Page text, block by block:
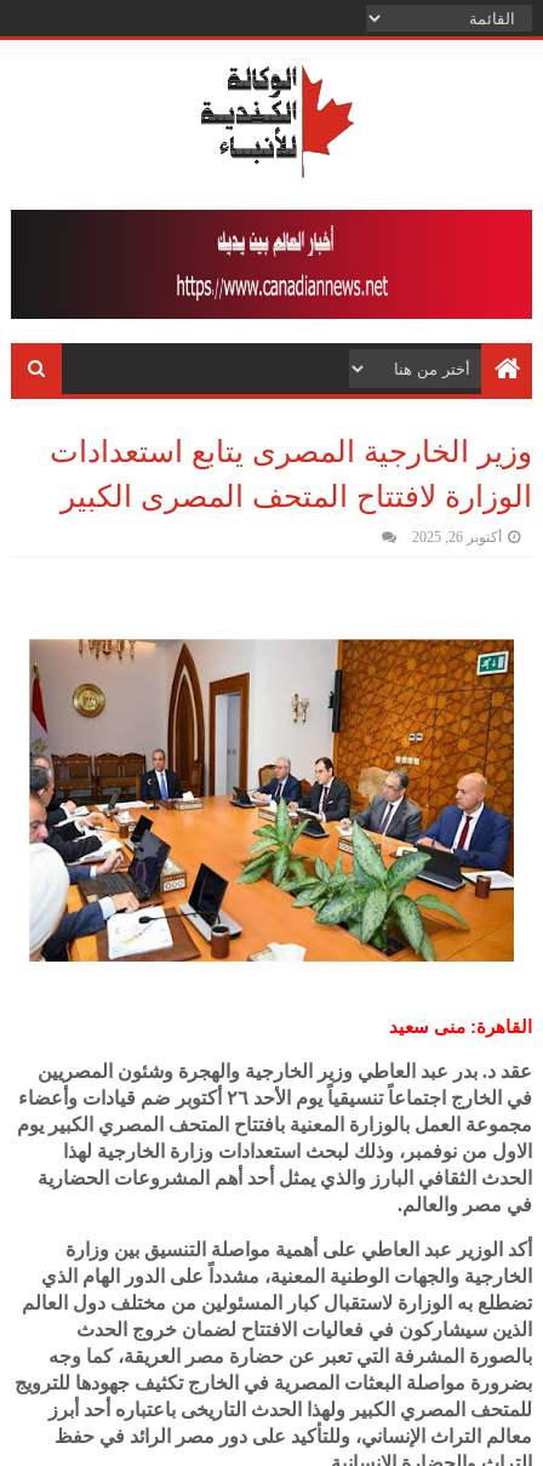
وزير الخارجية المصرى يتابع استعدادات
الوزارة لافتتاح المتحف المصرى الكبير
أكتوبر 26, 2025
القاهرة: منى سعيد
عقد د. بدر عبد العاطي وزير الخارجية والهجرة وشئون المصريين
في الخارج اجتماعاً تنسيقياً يوم الأحد ٢٦ أكتوبر ضم قيادات وأعضاء
مجموعة العمل بالوزارة المعنية بافتتاح المتحف المصري الكبير يوم
الاول من نوفمبر، وذلك لبحث استعدادات وزارة الخارجية لهذا
الحدث الثقافي البارز والذي يمثل أحد أهم المشروعات الحضارية
في مصر والعالم.
أكد الوزير عبد العاطي على أهمية مواصلة التنسيق بين وزارة
الخارجية والجهات الوطنية المعنية، مشدداً على الدور الهام الذي
تضطلع به الوزارة لاستقبال كبار المسئولين من مختلف دول العالم
الذين سيشاركون في فعاليات الافتتاح لضمان خروج الحدث
بالصورة المشرفة التي تعبر عن حضارة مصر العريقة، كما وجه
بضرورة مواصلة البعثات المصرية في الخارج تكثيف جهودها للترويج
للمتحف المصري الكبير ولهذا الحدث التاريخى باعتباره أحد أبرز
معالم التراث الإنساني، وللتأكيد على دور مصر الرائد في حفظ